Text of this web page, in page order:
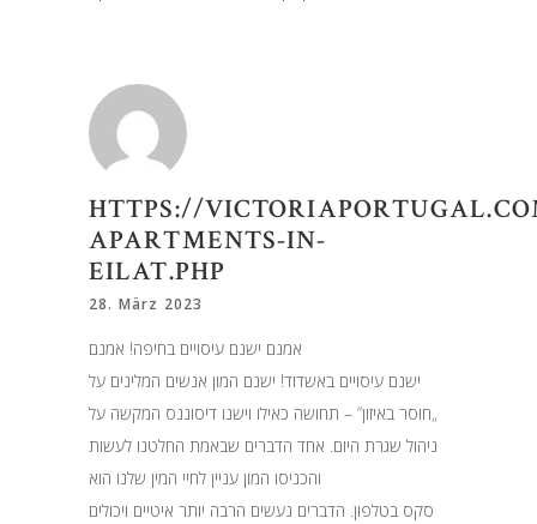
HTTPS://
APARTMENTS-IN-
EILAT.PHP
28. März 2023
אמנם ישנם עיסויים בחיפה! אמנם
ישנם עיסויים באשדוד! ישנם המון אנשים המלינים על
„חוסר באיזון“ – תחושה כאילו וישנו דיסוננס המקשה על
ניהול שגרת היום. אחד הדברים שבאמת החלטנו לעשות
והכניסו המון עניין לחיי המין שלנו הוא
סקס בטלפון. הדברים נעשים הרבה יותר איטיים ויכולים